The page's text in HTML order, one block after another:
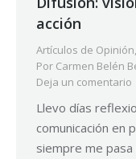
acción
Artículos de Opinión,
Por Carmen Belén
Deja un comentario
Llevo días
comunicación en
siempre me